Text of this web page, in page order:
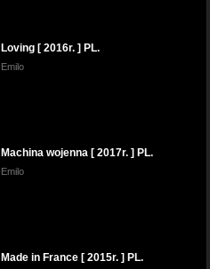
Loving [ 2016r. ] PL.
Emilo
Machina wojenna [ 2017r. ] PL.
Emilo
Made in France [ 2015r. ] PL.